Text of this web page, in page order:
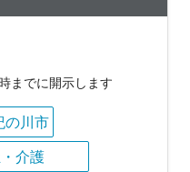
までに開示します
の川市
介護